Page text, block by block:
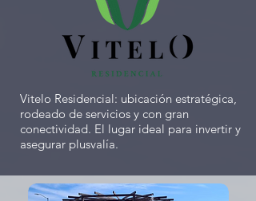
Vitelo Residencial: ubicación estratégica,
rodeado de servicios y con gran
conectividad. El lugar ideal para invertir y
asegurar plusvalía.